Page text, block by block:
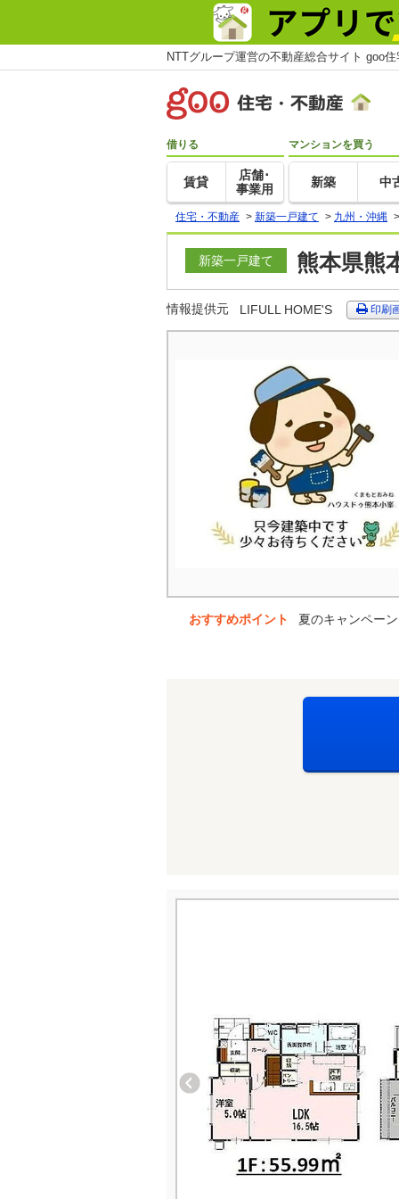
NTTグループ運営の不動産総合サイト goo
借りる
賃貸
店舗･
事業用
マンションを買う
新築 中
住宅・不動産 > 新築一戸建て > 九州・沖縄 >
新築一戸建て 熊本県熊
情報提供元 LIFULL HOME'S 印刷
おすすめポイント 夏のキャンペー